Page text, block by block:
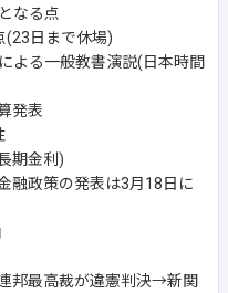
なる点
(23日まで休場)
よる一般教書演説(日本時間
発表
期金利)
融政策の発表は3月18日に
邦最高裁が違憲判決→新関